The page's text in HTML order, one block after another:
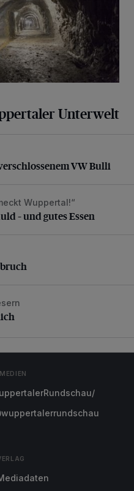
Unterwelt
VW Bulli
VW Bulli
– und gutes Essen
Wuppertal!“
– und gutes Essen